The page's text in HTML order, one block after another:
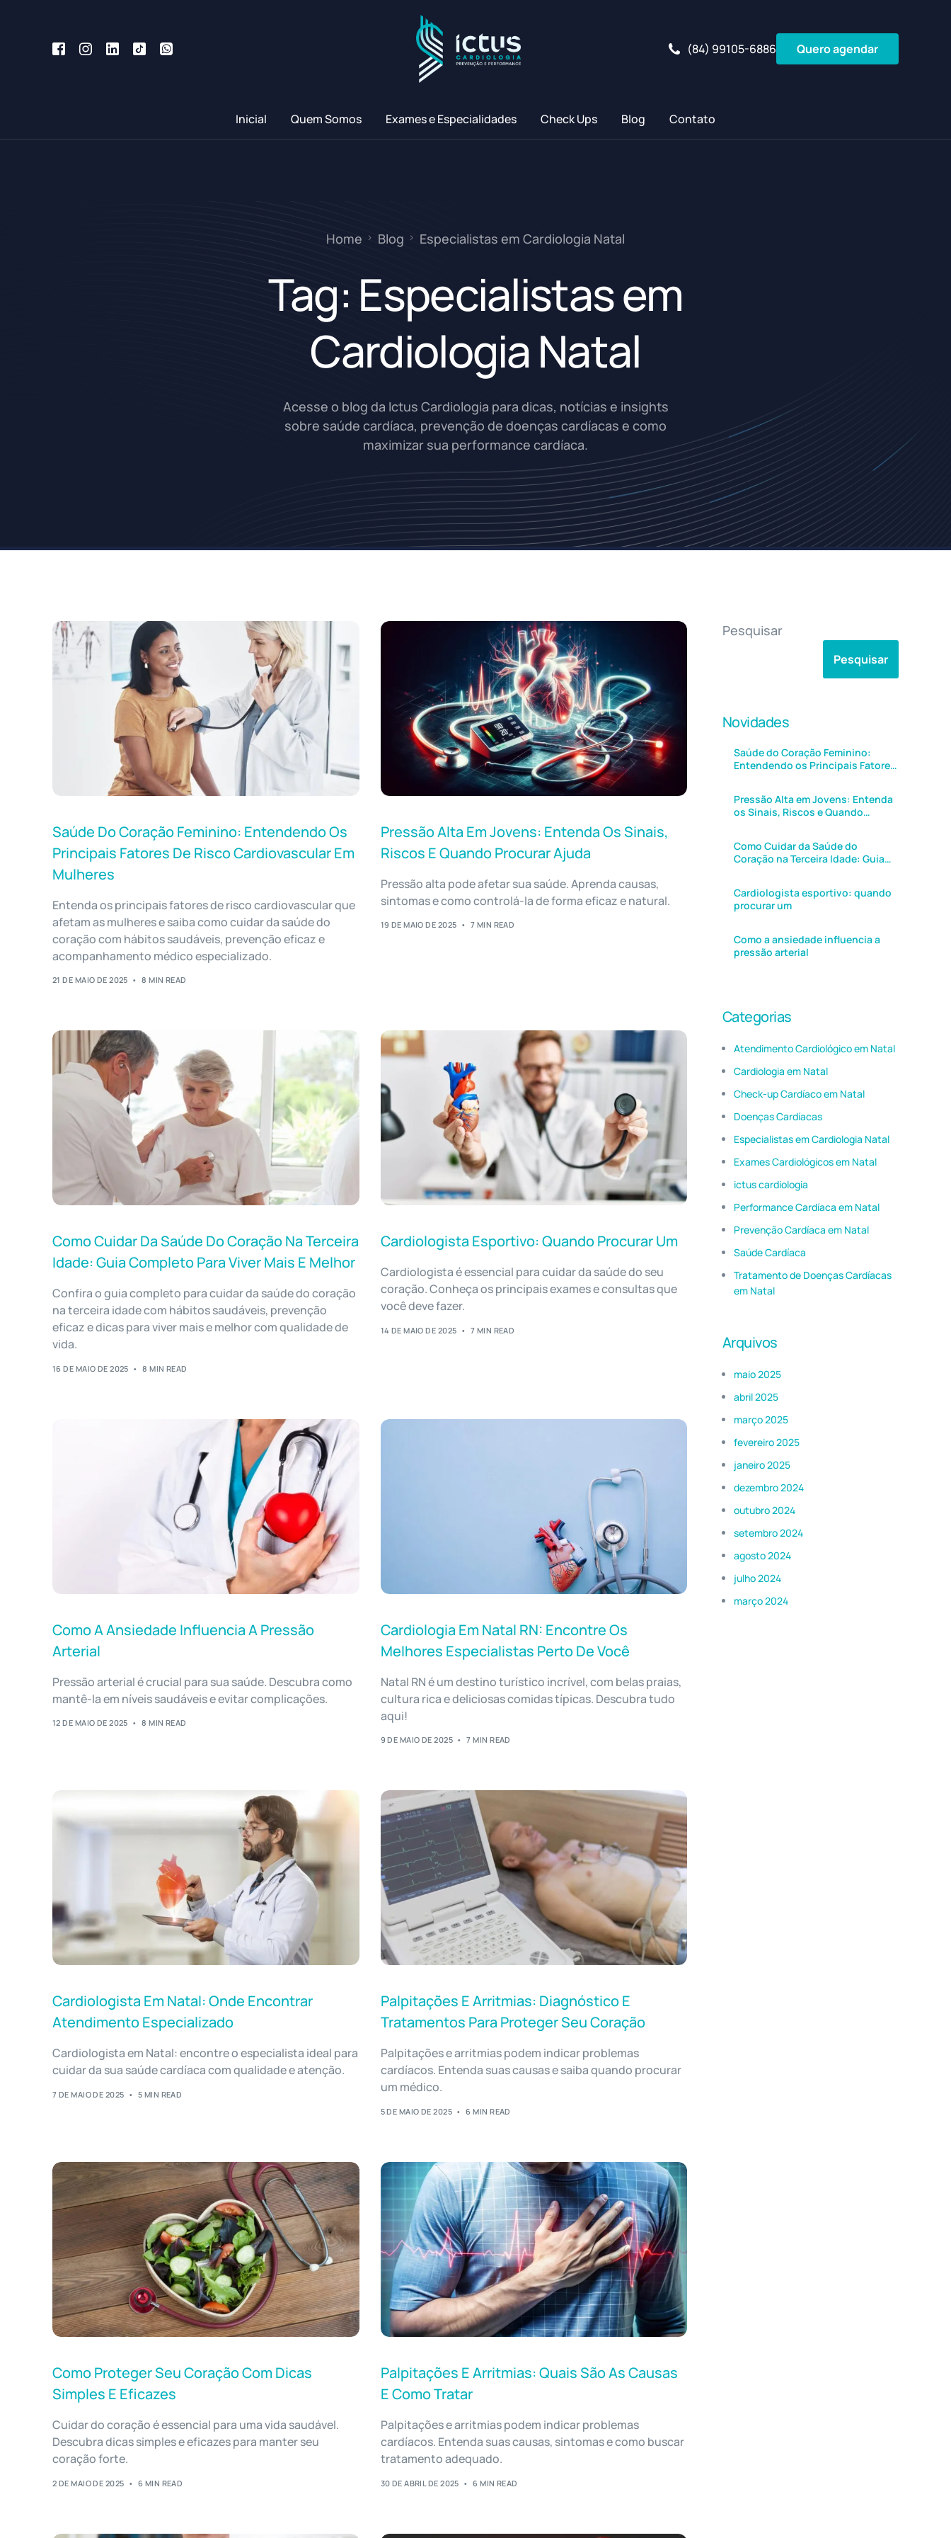
(84) 99105-6886 Quero agendar
Inicial Quem Somos Exames e Especialidades Check Ups Blog Contato
Home Blog Especialistas em Cardiologia Natal
Tag: Especialistas em
Cardiologia Natal
Acesse o blog da Ictus Cardiologia para dicas, notícias e insights
sobre saúde cardíaca, prevenção de doenças cardíacas e como
maximizar sua performance cardíaca.
Saúde Do Coração Feminino: Entendendo Os
Principais Fatores De Risco Cardiovascular Em
Mulheres
Entenda os principais fatores de risco cardiovascular que
afetam as mulheres e saiba como cuidar da saúde do
coração com hábitos saudáveis, prevenção eficaz e
acompanhamento médico especializado.
21 DE MAIO DE 2025 8 MIN READ
Pressão Alta Em Jovens: Entenda Os Sinais,
Riscos E Quando Procurar Ajuda
Pressão alta pode afetar sua saúde. Aprenda causas,
sintomas e como controlá-la de forma eficaz e natural.
19 DE MAIO DE 2025 7 MIN READ
Como Cuidar Da Saúde Do Coração Na Terceira
Idade: Guia Completo Para Viver Mais E Melhor
Confira o guia completo para cuidar da saúde do coração
na terceira idade com hábitos saudáveis, prevenção
eficaz e dicas para viver mais e melhor com qualidade de
vida.
16 DE MAIO DE 2025 8 MIN READ
Cardiologista Esportivo: Quando Procurar Um
Cardiologista é essencial para cuidar da saúde do seu
coração. Conheça os principais exames e consultas que
você deve fazer.
14 DE MAIO DE 2025 7 MIN READ
Como A Ansiedade Influencia A Pressão
Arterial
Pressão arterial é crucial para sua saúde. Descubra como
mantê-la em níveis saudáveis e evitar complicações.
12 DE MAIO DE 2025 8 MIN READ
Cardiologia Em Natal RN: Encontre Os
Melhores Especialistas Perto De Você
Natal RN é um destino turístico incrível, com belas praias,
cultura rica e deliciosas comidas típicas. Descubra tudo
aqui!
9 DE MAIO DE 2025 7 MIN READ
Cardiologista Em Natal: Onde Encontrar
Atendimento Especializado
Cardiologista em Natal: encontre o especialista ideal para
cuidar da sua saúde cardíaca com qualidade e atenção.
7 DE MAIO DE 2025 5 MIN READ
Palpitações E Arritmias: Diagnóstico E
Tratamentos Para Proteger Seu Coração
Palpitações e arritmias podem indicar problemas
cardíacos. Entenda suas causas e saiba quando procurar
um médico.
5 DE MAIO DE 2025 6 MIN READ
Como Proteger Seu Coração Com Dicas
Simples E Eficazes
Cuidar do coração é essencial para uma vida saudável.
Descubra dicas simples e eficazes para manter seu
coração forte.
2 DE MAIO DE 2025 6 MIN READ
Palpitações E Arritmias: Quais São As Causas
E Como Tratar
Palpitações e arritmias podem indicar problemas
cardíacos. Entenda suas causas, sintomas e como buscar
tratamento adequado.
30 DE ABRIL DE 2025 6 MIN READ
Pesquisar
Pesquisar
Novidades
Saúde do Coração Feminino:
Entendendo os Principais Fatores
Pressão Alta em Jovens: Entenda
os Sinais, Riscos e Quando
Como Cuidar da Saúde do
Coração na Terceira Idade: Guia
Cardiologista esportivo: quando
procurar um
Como a ansiedade influencia a
pressão arterial
Categorias
Atendimento Cardiológico em Natal
Cardiologia em Natal
Check-up Cardíaco em Natal
Doenças Cardíacas
Especialistas em Cardiologia Natal
Exames Cardiológicos em Natal
ictus cardiologia
Performance Cardíaca em Natal
Prevenção Cardíaca em Natal
Saúde Cardíaca
Tratamento de Doenças Cardíacas
em Natal
Arquivos
maio 2025
abril 2025
março 2025
fevereiro 2025
janeiro 2025
dezembro 2024
outubro 2024
setembro 2024
agosto 2024
julho 2024
março 2024